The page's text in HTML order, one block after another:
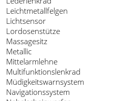
Leichtmetallfelgen
Lichtsensor
Lordosenstütze
Massagesitz
Metallic
Mittelarmlehne
Multifunktionslenkrad
Müdigkeitswarnsystem
Navigationssystem